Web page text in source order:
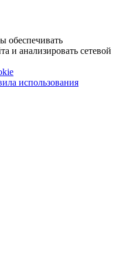
обеспечивать
и анализировать сетевой
использования